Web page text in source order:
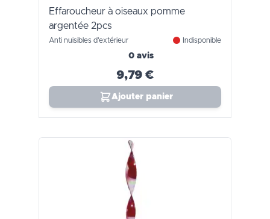
Effaroucheur à oiseaux pomme
argentée 2pcs
Anti nuisibles d'extérieur Indisponible
0 avis
9,79 €
Ajouter panier